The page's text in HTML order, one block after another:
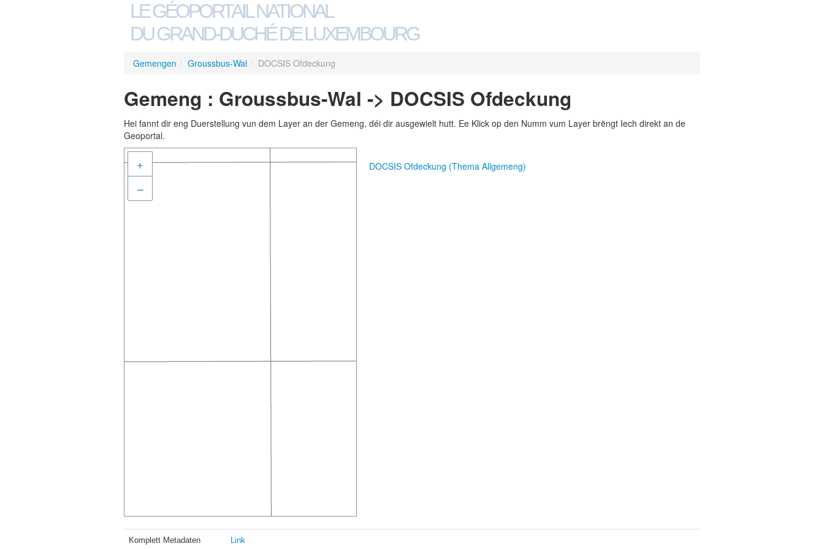
LE GÉOPORTAIL NATIONAL
DU GRAND-DUCHÉ DE LUXEMBOURG
Gemengen / Groussbus-Wal / DOCSIS Ofdeckung
Gemeng : Groussbus-Wal -> DOCSIS Ofdeckung
Hei fannt dir eng Duerstellung vun dem Layer an der Gemeng, déi dir ausgewielt hutt. Ee Klick op den Numm vum Layer brëngt Iech direkt an de
Geoportal.
+
–
DOCSIS Ofdeckung (Thema Allgemeng)
Komplett Metadaten Link